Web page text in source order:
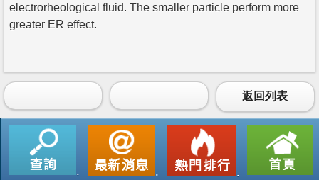
electrorheological fluid. The smaller particle perform more
greater ER effect.
返回列表